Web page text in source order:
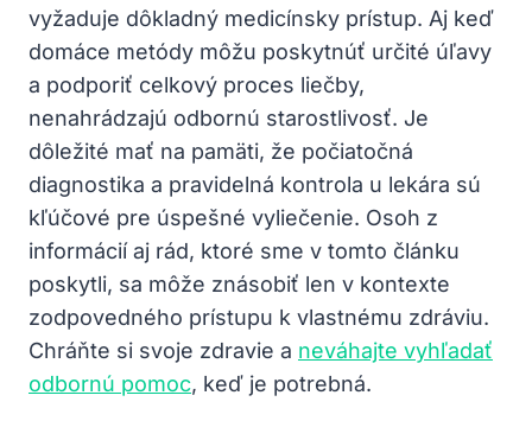
vyžaduje ​dôkladný medicínsky prístup. Aj keď
domáce metódy‌ môžu poskytnúť určité úľavy
a podporiť celkový ‌proces liečby,
nenahrádzajú ⁣odbornú starostlivosť. Je
dôležité mať na pamäti, že počiatočná
diagnostika a pravidelná kontrola u lekára sú
kľúčové pre⁣ úspešné⁣ vyliečenie. Osoh z
informácií aj rád, ktoré ​sme v​ tomto článku
poskytli, sa môže⁤ znásobiť len v kontexte
zodpovedného prístupu ⁣k vlastnému zdráviu.
Chráňte si svoje zdravie a ‍ neváhajte vyhľadať
odbornú pomoc, keď je ⁢potrebná.